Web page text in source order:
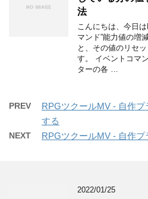
法
こんにちは、今日
マンド”能力値の増
と、その値のリセ
す。 イベントコマ
ターの各 …
PREV
RPGツクールMV - 自作
する
NEXT RPGツクールMV - 自作
2022/01/25